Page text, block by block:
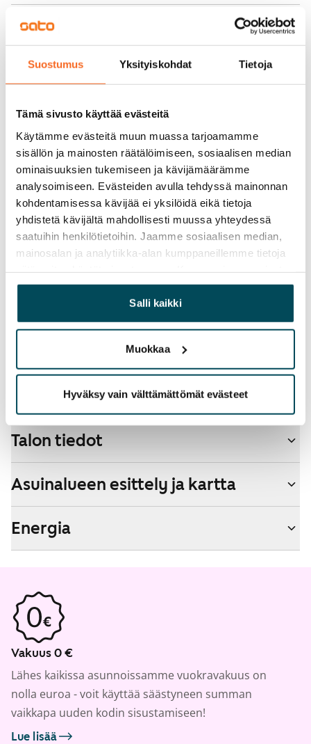
Suostumus Yksityiskohdat Tietoja
Tämä sivusto käyttää evästeitä
Käytämme evästeitä muun muassa tarjoamamme
sisällön ja mainosten räätälöimiseen, sosiaalisen median
ominaisuuksien tukemiseen ja kävijämäärämme
analysoimiseen. Evästeiden avulla tehdyssä mainonnan
kohdentamisessa kävijää ei yksilöidä eikä tietoja
yhdistetä kävijältä mahdollisesti muussa yhteydessä
saatuihin henkilötietoihin. Jaamme sosiaalisen median,
mainosalan ja analytiikka-alan kumppaneillemme tietoja
yhdistää näitä tietoja muihin tietoihin, joita olet antanut
heille tai joita on kerätty, kun olet käyttänyt heidän
palvelujaan.
Salli kaikki
Muokkaa
Hyväksy vain välttämättömät evästeet
Vuokra
Vuokravakuus
Pakollinen, ei sisälly vuokraan
Vesimaksu
27 €/hlö/kk
Sähkömaksu
Vuokralainen solmii itse sähkösopimuksen.
Laajakaista
Vuokraan sisältyy 50 M laajakaistaliittymä. Voit hankkia
lisänopeutta etuhintaan ottamalla yhteyttä
Lemmikit sallittu
Savuton talo
Talon tiedot
Asuinalueen esittely ja kartta
Energia
Vakuus 0 €
Lähes kaikissa asunnoissamme vuokravakuus on
nolla euroa - voit käyttää säästyneen summan
vaikkapa uuden kodin sisustamiseen!
Lue lisää